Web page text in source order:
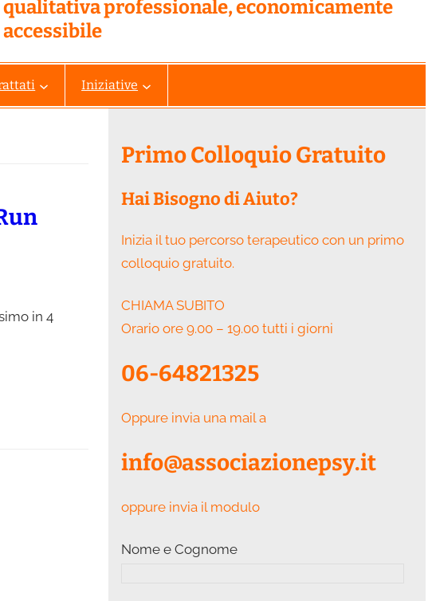
qualitativa professionale, economicamente
accessibile
Iniziative
in 4
Primo Colloquio Gratuito
Hai Bisogno di Aiuto?
Inizia il tuo percorso terapeutico con un primo
colloquio gratuito.
CHIAMA SUBITO
Orario ore 9.00 – 19.00 tutti i giorni
06-64821325
Oppure invia una mail a
info@associazionepsy.it
oppure invia il modulo
Nome e Cognome